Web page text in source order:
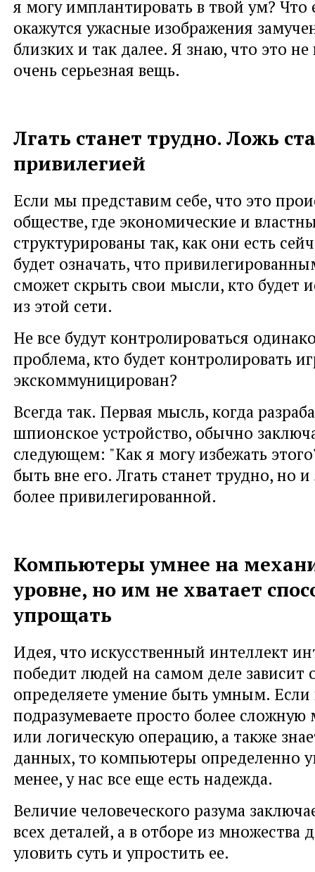
я могу имплантировать в твой ум? Что
окажутся ужасные изображения
близких и так далее. Я знаю, что это
очень серьезная вещь.
Лгать станет трудно. Ложь
привилегией
Если мы представим себе, что это
обществе, где экономические и
структурированы так, как они есть
будет означать, что
сможет скрыть свои мысли, кто будет
из этой сети.
Не все будут контролироваться
проблема, кто будет контролировать
экскоммуницирован?
Всегда так. Первая мысль, когда
шпионское устройство, обычно
следующем: "Как я могу избежать
быть вне его. Лгать станет трудно, но
более привилегированной.
Компьютеры умнее на
уровне, но им не хватает
упрощать
Идея, что искусственный интеллект
победит людей на самом деле зависит
определяете умение быть умным.
подразумеваете просто более
или логическую операцию, а также
данных, то компьютеры определенно
менее, у нас все еще есть надежда.
Величие человеческого разума
всех деталей, а в отборе из множества
уловить суть и упростить ее.